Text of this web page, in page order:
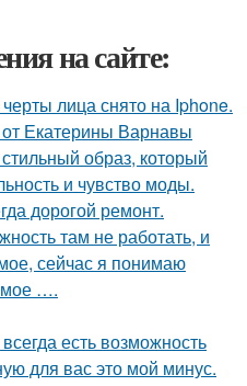
на сайте:
лица снято на Iphone.
Екатерины Варнавы
образ, который
и чувство моды.
дорогой ремонт.
там не работать, и
сейчас я понимаю
мое ….
есть возможность
для вас это мой минус.